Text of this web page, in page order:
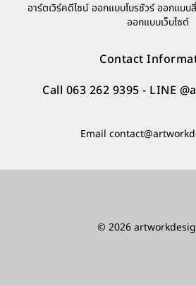
อาร์ตเวิร์คดีไซน์ ออกแบบโบรชัวร์ ออกแ
ออกแบบเว็บไซต์
Contact
Call 063 262 9395 - LINE
Email
© 2026